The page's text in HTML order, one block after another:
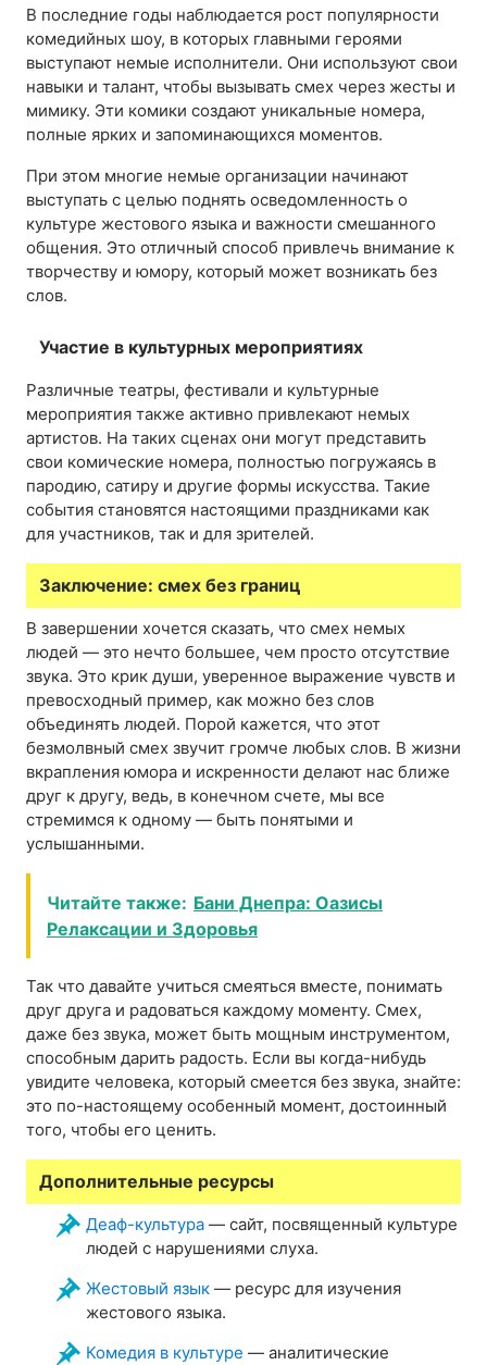
В последние годы наблюдается рост популярности
комедийных шоу, в которых главными героями
выступают немые исполнители. Они используют свои
навыки и талант, чтобы вызывать смех через жесты и
мимику. Эти комики создают уникальные номера,
полные ярких и запоминающихся моментов.
При этом многие немые организации начинают
выступать с целью поднять осведомленность о
культуре жестового языка и важности смешанного
общения. Это отличный способ привлечь внимание к
творчеству и юмору, который может возникать без
слов.
Участие в культурных мероприятиях
Различные театры, фестивали и культурные
мероприятия также активно привлекают немых
артистов. На таких сценах они могут представить
свои комические номера, полностью погружаясь в
пародию, сатиру и другие формы искусства. Такие
события становятся настоящими праздниками как
для участников, так и для зрителей.
Заключение: смех без границ
В завершении хочется сказать, что смех немых
людей — это нечто большее, чем просто отсутствие
звука. Это крик души, уверенное выражение чувств и
превосходный пример, как можно без слов
объединять людей. Порой кажется, что этот
безмолвный смех звучит громче любых слов. В жизни
вкрапления юмора и искренности делают нас ближе
друг к другу, ведь, в конечном счете, мы все
стремимся к одному — быть понятыми и
услышанными.
Читайте также: Бани Днепра: Оазисы
Релаксации и Здоровья
Так что давайте учиться смеяться вместе, понимать
друг друга и радоваться каждому моменту. Смех,
даже без звука, может быть мощным инструментом,
способным дарить радость. Если вы когда-нибудь
увидите человека, который смеется без звука, знайте:
это по-настоящему особенный момент, достоинный
того, чтобы его ценить.
Дополнительные ресурсы
Деаф-культура — сайт, посвященный культуре
людей с нарушениями слуха.
Жестовый язык — ресурс для изучения
жестового языка.
Комедия в культуре — аналитические